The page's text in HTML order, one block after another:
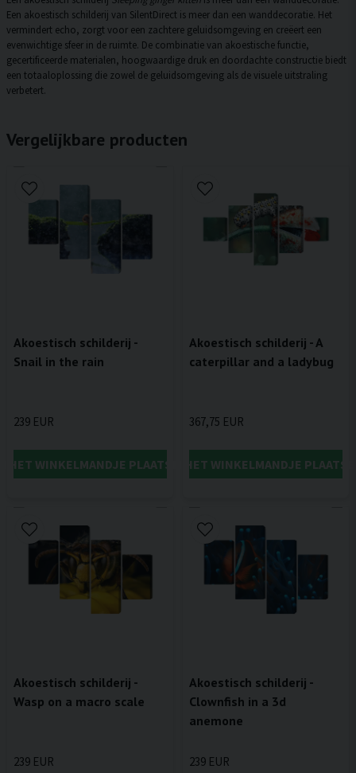
Een akoestisch schilderij van SilentDirect is meer dan een wanddecoratie. Het
vermindert echo, zorgt voor een zachtere geluidsomgeving en creëert een
evenwichtige sfeer in de ruimte. De combinatie van akoestische functie,
gecertificeerde materialen, hoogwaardige druk en doordachte constructie biedt
een totaaloplossing die zowel de geluidsomgeving als de visuele uitstraling
verbetert.
Vergelijkbare producten
Akoestisch schilderij -
Snail in the rain
239 EUR
HET WINKELMANDJE PLAATSEN
Akoestisch schilderij - A
caterpillar and a ladybug
367,75 EUR
IN HET WINKELMANDJE
Akoestisch schilderij -
Wasp on a macro scale
239 EUR
Akoestisch schilderij -
Clownfish in a 3d
anemone
239 EUR